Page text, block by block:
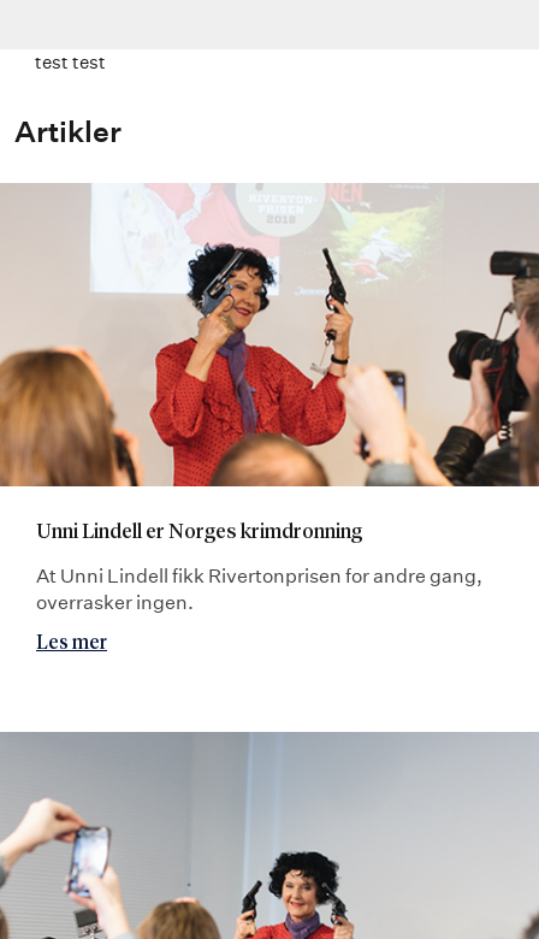
test test
Artikler
Unni Lindell er Norges krimdronning
At Unni Lindell fikk Rivertonprisen for andre gang,
overrasker ingen.
Les mer